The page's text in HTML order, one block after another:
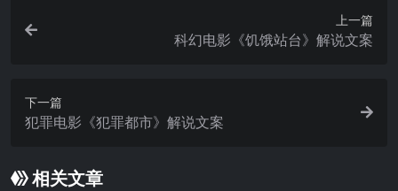
上一篇
科幻电影《饥饿站台》解说文案
下一篇
犯罪电影《犯罪都市》解说文案
相关文章